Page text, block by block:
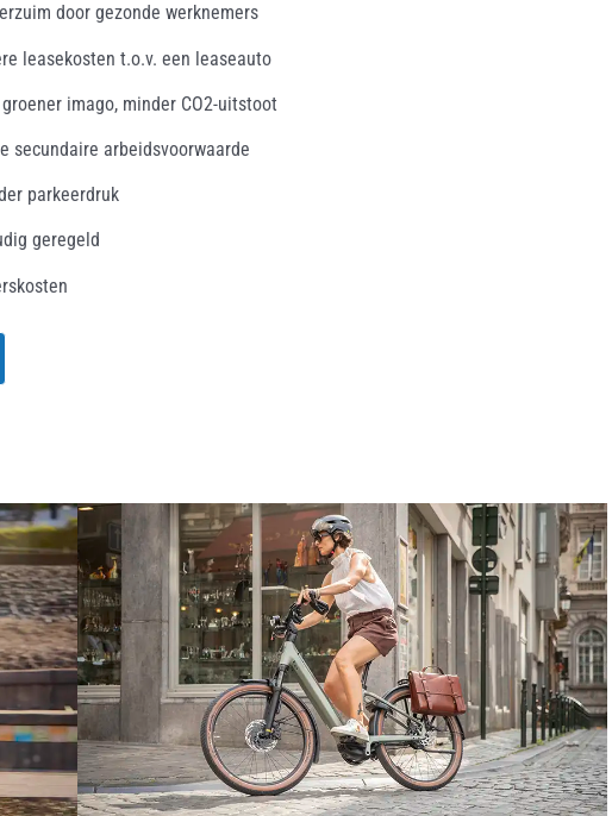
door gezonde werknemers
leasekosten t.o.v. een leaseauto
imago, minder CO2-uitstoot
secundaire arbeidsvoorwaarde
parkeerdruk
geregeld